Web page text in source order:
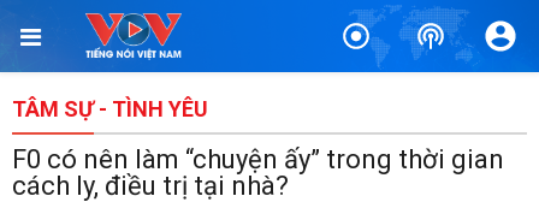
TÂM SỰ - TÌNH YÊU
F0 có nên làm “chuyện ấy” trong thời gian
cách ly, điều trị tại nhà?